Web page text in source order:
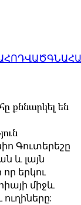
ՀՈԴՎԱԾ
քննարկել են
Գուտերեշը
և լայն
երկու
միջև